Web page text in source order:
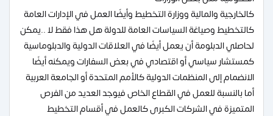
كالخارجية والمالية ووزارة التخطيط وأيضًا العمل في الإدارات العامة
كالتخطيط وصياغة السياسات العامة للدولة هل هذا فقط لا ..يمكن
لحاصلي الدبلومة أن يعمل أيضًا في العلاقات الدولية والدبلوماسية
كمستشار سياسي أو اقتصادي في بعض السفارات ويمكنه أيضًا
الانضمام إلى المنظمات الدولية كالأمم المتحدة أو الجامعة العربية
أما بالنسبة للعمل في القطاع الخاص فيوجد العديد من الفرص
المتميزة في الشركات الكبرى كالعمل في أقسام التخطيط